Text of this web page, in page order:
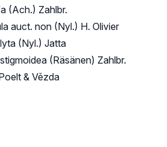
(Ach.) Zahlbr.
auct. non (Nyl.) H. Olivier
(Nyl.) Jatta
(Räsänen) Zahlbr.
& Vězda